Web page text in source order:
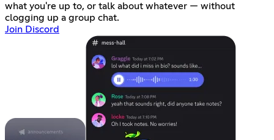
what you're up to, or talk about whatever — without
clogging up a group chat.
Join Discord